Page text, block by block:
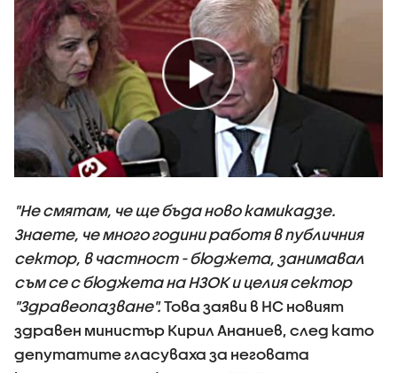
"Не смятам, че ще бъда ново камикадзе.
Знаете, че много години работя в публичния
сектор, в частност - бюджета, занимавал
съм се с бюджета на НЗОК и целия сектор
"Здравеопазване".Това заяви в НС новият
здравен министър Кирил Ананиев, след като
депутатите гласуваха за неговата